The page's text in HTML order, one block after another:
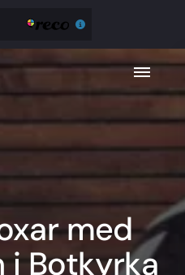
med
i Botkyrka